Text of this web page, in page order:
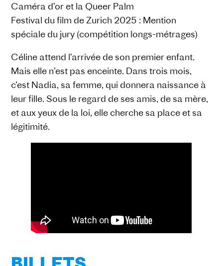
Caméra d’or et la Queer Palm
Festival du film de Zurich 2025 : Mention
spéciale du jury (compétition longs-métrages)
Céline attend l’arrivée de son premier enfant.
Mais elle n’est pas enceinte. Dans trois mois,
c’est Nadia, sa femme, qui donnera naissance à
leur fille. Sous le regard de ses amis, de sa mère,
et aux yeux de la loi, elle cherche sa place et sa
légitimité.